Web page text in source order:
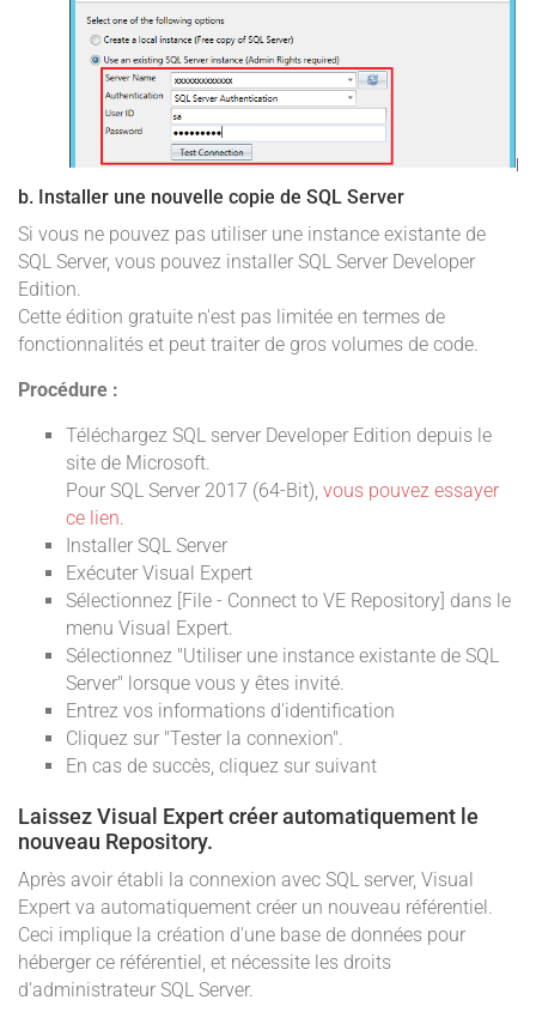
b. Installer une nouvelle copie de SQL Server
Si vous ne pouvez pas utiliser une instance existante de
SQL Server, vous pouvez installer SQL Server Developer
Edition.
Cette édition gratuite n'est pas limitée en termes de
fonctionnalités et peut traiter de gros volumes de code.
Procédure :
Téléchargez SQL server Developer Edition depuis le
site de Microsoft.
Pour SQL Server 2017 (64-Bit), vous pouvez essayer
ce lien.
Installer SQL Server
Exécuter Visual Expert
Sélectionnez [File - Connect to VE Repository] dans le
menu Visual Expert.
Sélectionnez "Utiliser une instance existante de SQL
Server" lorsque vous y êtes invité.
Entrez vos informations d'identification
Cliquez sur "Tester la connexion".
En cas de succès, cliquez sur suivant
Laissez Visual Expert créer automatiquement le
nouveau Repository.
Après avoir établi la connexion avec SQL server, Visual
Expert va automatiquement créer un nouveau référentiel.
Ceci implique la création d'une base de données pour
héberger ce référentiel, et nécessite les droits
d'administrateur SQL Server.